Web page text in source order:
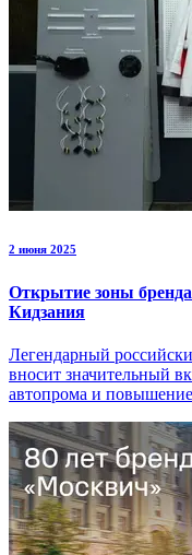
2 июня 2025
Открытие зоны
Кидзания
Легендарный
вносит значительный
автопрома и